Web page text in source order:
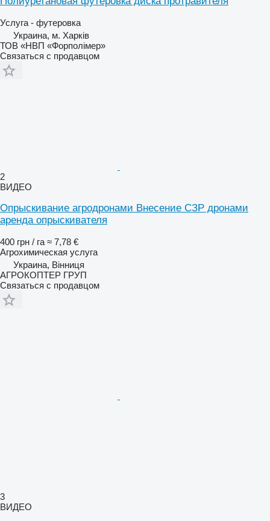
Услуга - футеровка
Украина, м. Харків
ТОВ «НВП «Форполімер»
Связаться с продавцом
2
ВИДЕО
Опрыскивание агродронами Внесение СЗР дронами
аренда опрыскивателя
400 грн / га ≈ 7,78 €
Агрохимическая услуга
Украина, Вінниця
АГРОКОПТЕР ГРУП
Связаться с продавцом
3
ВИДЕО